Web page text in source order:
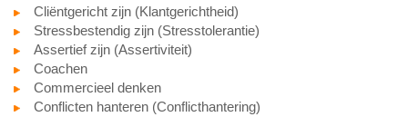
Cliëntgericht zijn (Klantgerichtheid)
Stressbestendig zijn (Stresstolerantie)
Assertief zijn (Assertiviteit)
Coachen
Commercieel denken
Conflicten hanteren (Conflicthantering)